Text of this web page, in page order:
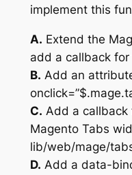
implement this
A. Extend the
add a callback
B. Add an
C. Add a
Magento Tabs
lib/web/mage/
D. Add a data-